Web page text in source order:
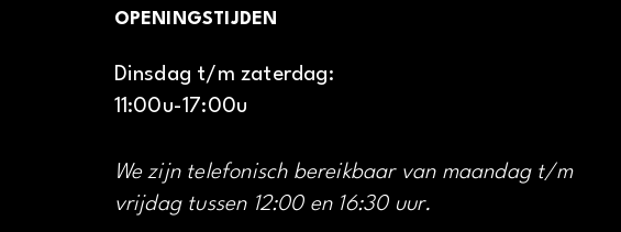
OPENINGSTIJDEN
Dinsdag t/m zaterdag:
11:00u-17:00u
We zijn telefonisch bereikbaar van maandag t/m
vrijdag tussen 12:00 en 16:30 uur.